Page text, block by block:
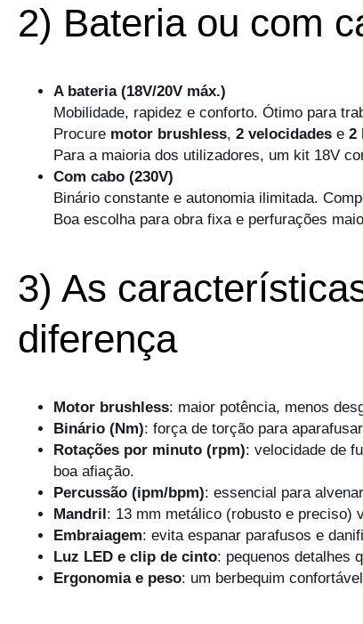
2) Bateria ou com
A bateria (18V/20V máx.)
Mobilidade, rapidez e conforto. Ótimo para
Procure motor brushless, 2 velocidades e 2
Para a maioria dos utilizadores, um kit 18V
Com cabo (230V)
Binário constante e autonomia ilimitada.
Boa escolha para obra fixa e perfurações
3) As
diferença
Motor brushless: maior potência, menos
Binário (Nm): força de torção para
Rotações por minuto (rpm): velocidade de
boa afiação.
Percussão (ipm/bpm): essencial para
Mandril: 13 mm metálico (robusto e preciso)
Embraiagem: evita espanar parafusos e
Luz LED e clip de cinto: pequenos detalhes
Ergonomia e peso: um berbequim